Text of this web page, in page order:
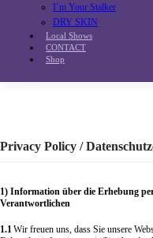
I’m Your Stalker
DRY SKIN
Local Shows
CONTACT
Shop
Privacy Policy /
1) Information über die Erhebung
Verantwortlichen
1.1Wir freuen uns, dass Sie unsere